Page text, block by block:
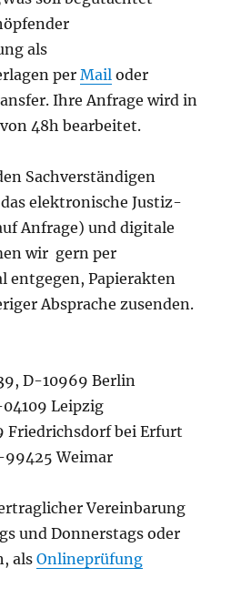
als
perMail oder
Ihre Anfrage wird in
48h bearbeitet.
Sachverständigen
elektronische Justiz-
Anfrage) und digitale
wir gern per
entgegen, Papierakten
Absprache zusenden.
D-10969 Berlin
Leipzig
Friedrichsdorf bei Erfurt
Weimar
Vereinbarung
und Donnerstags oder
alsOnlineprüfung